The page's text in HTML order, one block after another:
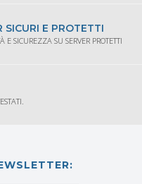
SICURI E PROTETTI
SICUREZZA SU SERVER PROTETTI